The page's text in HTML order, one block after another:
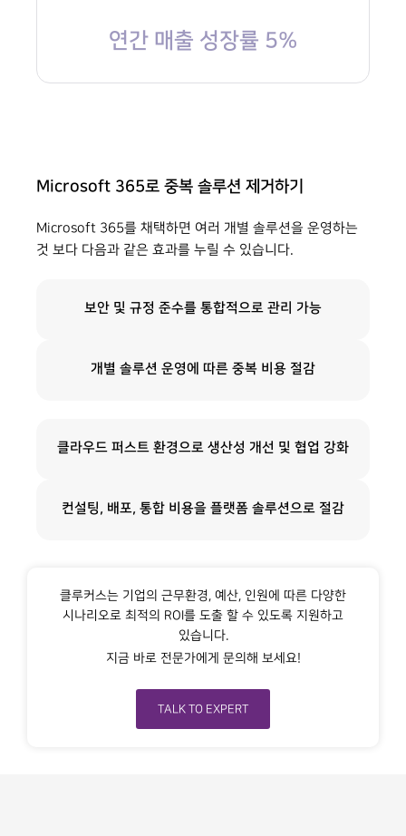
연간 매출 성장률 5%​
Microsoft 365로 중복 솔루션 제거하기
Microsoft 365를 채택하면 여러 개별 솔루션을 운영하는
것 보다 다음과 같은 효과를 누릴 수 있습니다.
보안 및 규정 준수를 통합적으로 관리 가능
개별 솔루션 운영에 따른 중복 비용 절감
클라우드 퍼스트 환경으로 생산성 개선 및 협업 강화
컨설팅, 배포, 통합 비용을 플랫폼 솔루션으로 절감
클루커스는 기업의 근무환경, 예산, 인원에 따른 다양한
시나리오로 최적의 ROI를 도출 할 수 있도록 지원하고
있습니다.
지금 바로 전문가에게 문의해 보세요!
TALK TO EXPERT